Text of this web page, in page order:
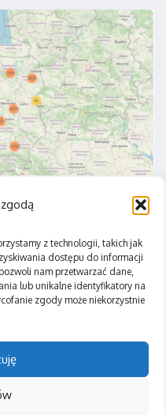
z technologii, takich jak
dostępu do informacji
nam przetwarzać dane,
lub unikalne identyfikatory na
zgody może niekorzystnie